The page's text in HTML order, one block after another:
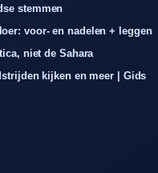
stemmen
voor- en nadelen + leggen
niet de Sahara
kijken en meer | Gids